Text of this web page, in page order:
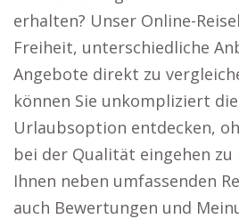
erhalten? Unser Online-
Freiheit, unterschiedliche
Angebote direkt zu
können Sie unkompliziert
Urlaubsoption entdecken,
bei der Qualität eingehen
Ihnen neben umfassenden
auch Bewertungen und